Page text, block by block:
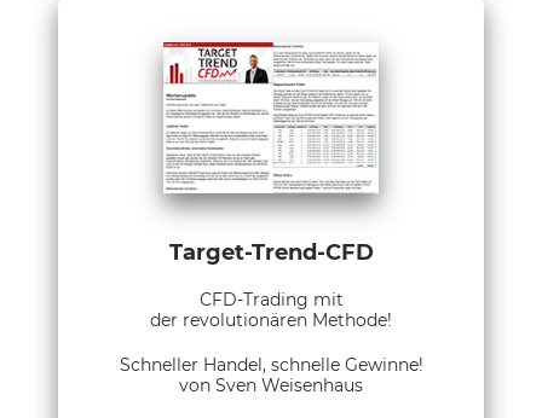
Target-Trend-CFD
CFD-Trading mit
der revolutionären Methode!
Schneller Handel, schnelle Gewinne!
von Sven Weisenhaus